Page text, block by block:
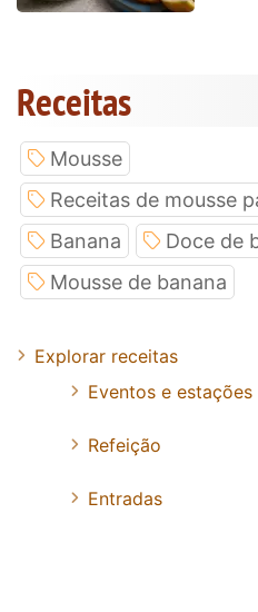
Receitas
Mousse
Receitas de mousse
Banana
Doce de
Mousse de banana
Explorar receitas
Eventos e estações
Refeição
Entradas